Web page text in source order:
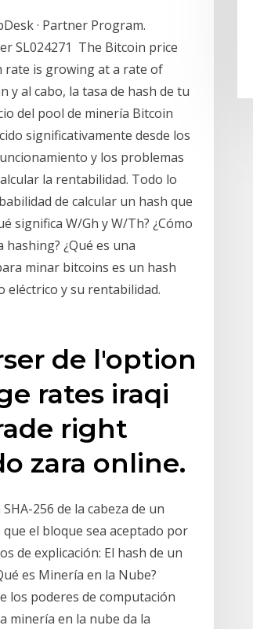
· Partner Program.
SL024271 The Bitcoin price
is growing at a rate of
y al cabo, la tasa de hash de tu
del pool de minería Bitcoin
significativamente desde los
y los problemas
la rentabilidad. Todo lo
de calcular un hash que
significa W/Gh y W/Th? ¿Cómo
¿Qué es una
minar bitcoins es un hash
eléctrico y su rentabilidad.
de l'option
rates iraqi
right
zara online.
256 de la cabeza de un
el bloque sea aceptado por
de explicación: El hash de un
es Minería en la Nube?
los poderes de computación
minería en la nube da la